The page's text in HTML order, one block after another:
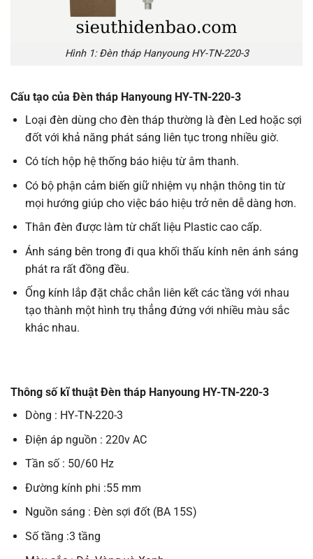
Hình 1: Đèn tháp Hanyoung HY-TN-220-3
Cấu tạo của Đèn tháp Hanyoung HY-TN-220-3
Loại đèn dùng cho đèn tháp thường là đèn Led hoặc sợi
đốt với khả năng phát sáng liên tục trong nhiều giờ.
Có tích hộp hệ thống báo hiệu từ âm thanh.
Có bộ phận cảm biến giữ nhiệm vụ nhận thông tin từ
mọi hướng giúp cho việc báo hiệu trở nên dễ dàng hơn.
Thân đèn được làm từ chất liệu Plastic cao cấp.
Ánh sáng bên trong đi qua khối thấu kính nên ánh sáng
phát ra rất đồng đều.
Ống kính lắp đặt chắc chắn liên kết các tầng với nhau
tạo thành một hình trụ thẳng đứng với nhiều màu sắc
khác nhau.
Thông số kĩ thuật Đèn tháp Hanyoung HY-TN-220-3
Dòng : HY-TN-220-3
Điện áp nguồn : 220v AC
Tần số : 50/60 Hz
Đường kính phi :55 mm
Nguồn sáng : Đèn sợi đốt (BA 15S)
Số tầng :3 tầng